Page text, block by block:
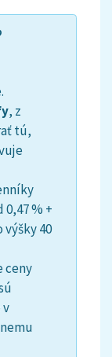
, z
tú,
0,47 % +
výšky 40
ceny
v